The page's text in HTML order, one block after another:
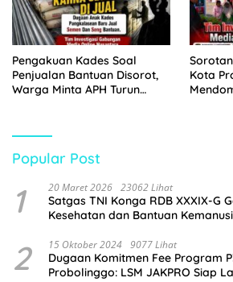
Pengakuan Kades Soal
Penjualan Bantuan Disorot,
Warga Minta APH Turun
Kota
Popular Post
1 20 Maret 2026 23062 Lihat
Satgas TNI Konga RDB XXXIX-G
Kesehatan dan Bantuan
2 15 Oktober 2024 9077 Lihat
Dugaan Komitmen Fee Program
Probolinggo: LSM JAKPRO Siap